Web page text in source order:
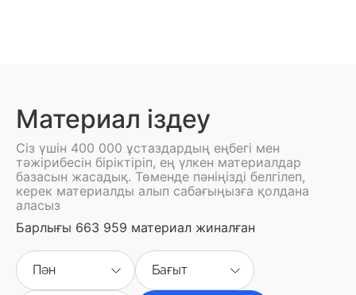
Материал іздеу
Сіз үшін 400 000 ұстаздардың еңбегі мен
тәжірибесін біріктіріп, ең үлкен материалдар
базасын жасадық. Төменде пәніңізді белгілеп,
керек материалды алып сабағыңызға қолдана
аласыз
Барлығы 663 959 материал жиналған
Пән Бағыт